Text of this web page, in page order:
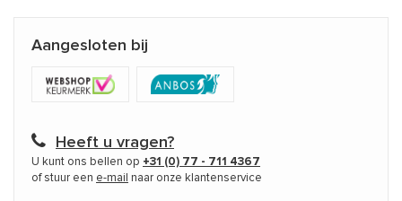
Aangesloten bij
Heeft u vragen?
U kunt ons bellen op +31 (0) 77 - 711 4367
of stuur een e-mail naar onze klantenservice